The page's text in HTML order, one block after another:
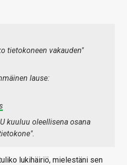
tietokoneen vakauden"
lause:
kuuluu oleellisena osana
lukihäiriö, mielestäni sen